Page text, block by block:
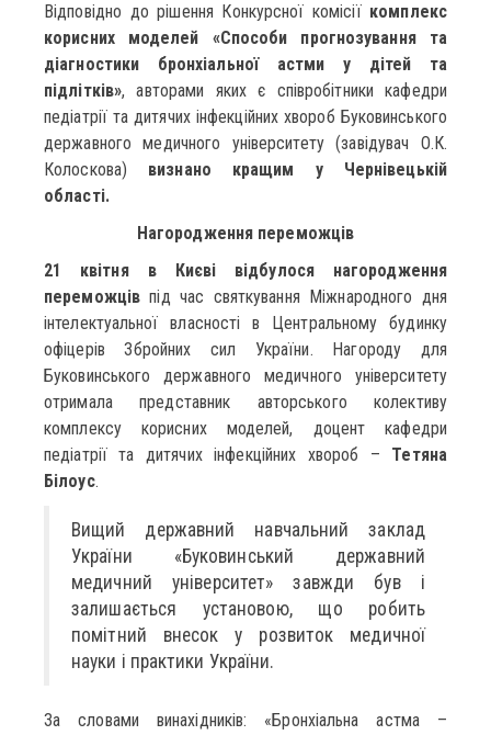
Відповідно до рішення Конкурсної комісії комплекс
корисних моделей «Способи прогнозування та
діагностики бронхіальної астми у дітей та
підлітків», авторами яких є співробітники кафедри
педіатрії та дитячих інфекційних хвороб Буковинського
державного медичного університету (завідувач О.К.
Колоскова) визнано кращим у Чернівецькій
області.
Нагородження переможців
21 квітня в Києві відбулося нагородження
переможців під час святкування Міжнародного дня
інтелектуальної власності в Центральному будинку
офіцерів Збройних сил України. Нагороду для
Буковинського державного медичного університету
отримала представник авторського колективу
комплексу корисних моделей, доцент кафедри
педіатрії та дитячих інфекційних хвороб – Тетяна
Білоус.
Вищий державний навчальний заклад
України «Буковинський державний
медичний університет» завжди був і
залишається установою, що робить
помітний внесок у розвиток медичної
науки і практики України.
За словами винахідників: «Бронхіальна астма –